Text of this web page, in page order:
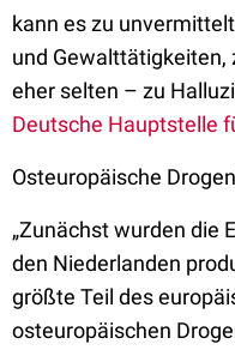
kann es zu
und Gewalttätigkeiten,
eher selten – zu
Deutsche Hauptstelle
Osteuropäische
„Zunächst wurden die
den Niederlanden
größte Teil des
osteuropäischen